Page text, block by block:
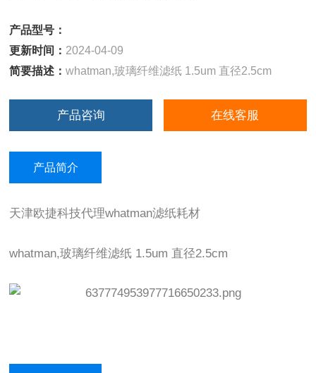
产品型号：
更新时间： 2024-04-09
简要描述：whatman,玻璃纤维滤纸 1.5um 直径2.5cm
产品咨询 在线客服
产品简介
天津欧捷科技代理whatman滤纸耗材
whatman,玻璃纤维滤纸 1.5um 直径2.5cm